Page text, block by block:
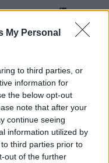
My Personal
to third parties, or
information for
the below opt-out
note that after your
continue seeing
information utilized by
third parties prior to
out of the further
τις πινακίδες
το νέο ψηφιακό